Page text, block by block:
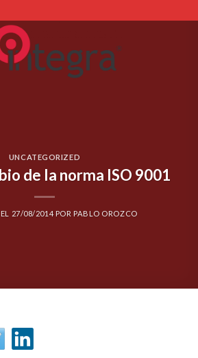
UNCATEGORIZED
de la norma ISO 9001
27/08/2014POR PABLO OROZCO